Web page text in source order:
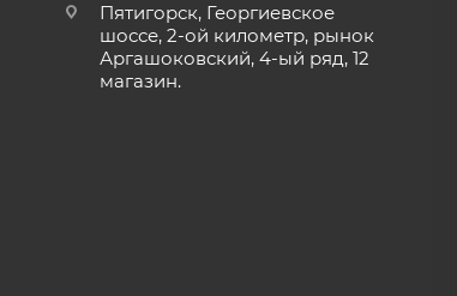
Пятигорск, Георгиевское
шоссе, 2-ой километр, рынок
Аргашоковский, 4-ый ряд, 12
магазин.